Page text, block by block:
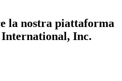
la nostra piattaforma
Inc.